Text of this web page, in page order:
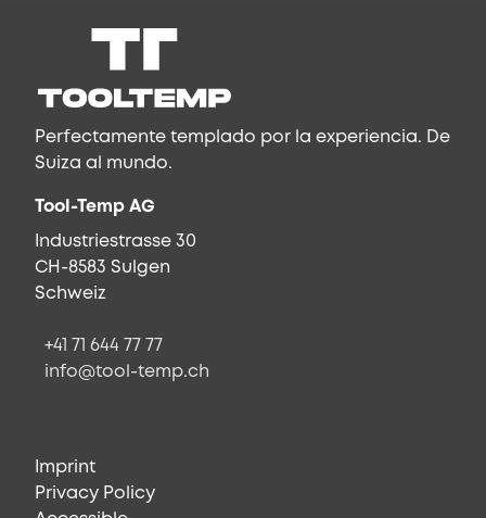
Perfectamente templado por la experiencia. De
Suiza al mundo.
Tool-Temp AG
Industriestrasse 30
CH-8583 Sulgen
Schweiz
+41 71 644 77 77
info@tool-temp.ch
Imprint
Privacy Policy